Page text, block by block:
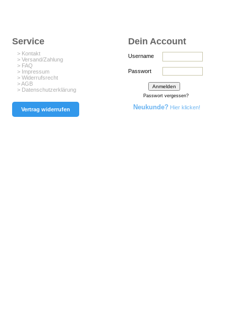
Service
> Kontakt
> Versand/Zahlung
> FAQ
> Impressum
> Widerrufsrecht
> AGB
> Datenschutzerklärung
Vertrag widerrufen
Dein Account
Username
Passwort
Passwort vergessen?
Neukunde? Hier klicken!